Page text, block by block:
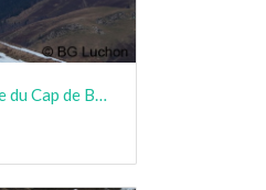
(4.86) BG Cabane du Cap de Bares Jan15 06